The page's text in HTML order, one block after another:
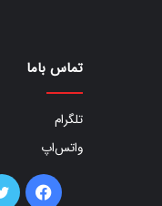
تماس باما
تلگرام
واتس‌اپ
فیس